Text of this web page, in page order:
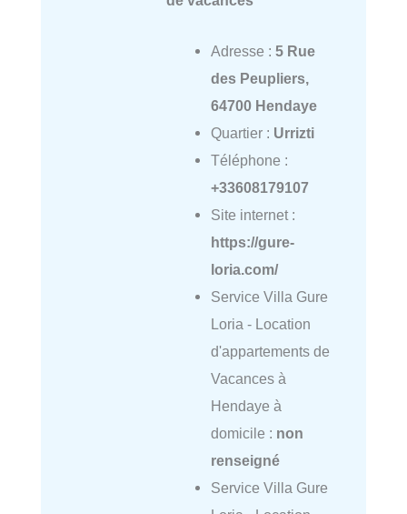
Adresse : 5 Rue
des Peupliers,
64700 Hendaye
Quartier : Urrizti
Téléphone :
+33608179107
Site internet :
https://gure-
loria.com/
Service Villa Gure
Loria - Location
d'appartements de
Vacances à
Hendaye à
domicile : non
renseigné
Service Villa Gure